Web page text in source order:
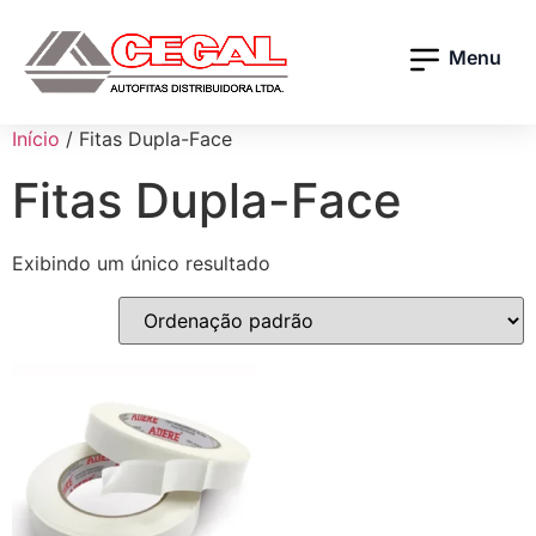
Menu
Início / Fitas Dupla-Face
Fitas Dupla-Face
Exibindo um único resultado